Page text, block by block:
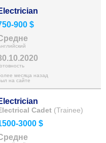
900 $
месяца назад
на сайте
Cadet (Trainee)
3000 $